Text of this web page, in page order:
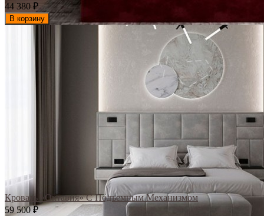
44 380 ₽
В корзину
Кровать «Октавия» С Подъемным Механизмом
59 500₽